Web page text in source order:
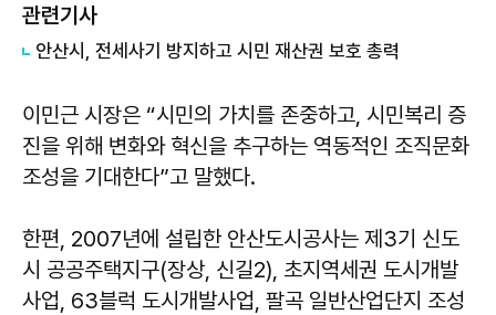
관련기사
​안산시, 전세사기 방지하고 시민 재산권 보호 총력
이민근 시장은 “시민의 가치를 존중하고, 시민복리 증
진을 위해 변화와 혁신을 추구하는 역동적인 조직문화
조성을 기대한다”고 말했다.
한편, 2007년에 설립한 안산도시공사는 제3기 신도
시 공공주택지구(장상, 신길2), 초지역세권 도시개발
사업, 63블럭 도시개발사업, 팔곡 일반산업단지 조성